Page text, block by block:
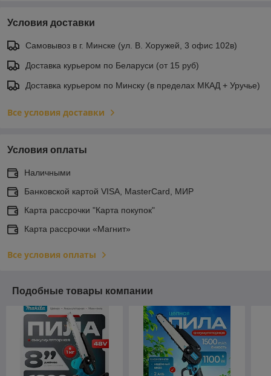
Условия доставки
Самовывоз в г. Минске (ул. В. Хоружей, 3 офис 102в)
Доставка курьером по Беларуси (от 15 руб)
Доставка курьером по Минску (в пределах МКАД + Уручье)
Все условия доставки
Условия оплаты
Наличными
Банковской картой VISA, MasterCard, МИР
Карта рассрочки "Карта покупок"
Карта рассрочки «Магнит»
Все условия оплаты
Подобные товары компании